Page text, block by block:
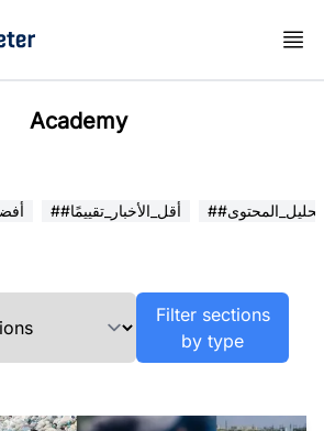
Academy
##أقل_الأخبار_تقييمًا ##تحليل_المحتوى
Filter sections
by type